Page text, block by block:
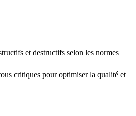
et destructifs selon les normes
critiques pour optimiser la qualité et